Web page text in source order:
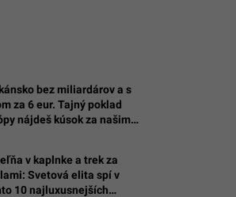
bez miliardárov a s
za 6 eur. Tajný poklad
nájdeš kúsok za našimi
v kaplnke a trek za
Svetová elita spí v
10 najluxusnejších